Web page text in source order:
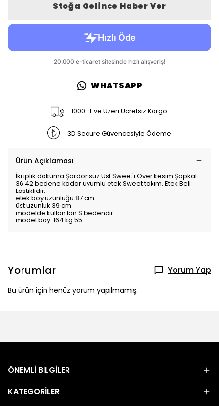
Stoğa Gelince Haber Ver
WHATSAPP
1000 TL ve Üzeri Ücretsiz Kargo
3D Secure Güvencesiyle Ödeme
Ürün Açıklaması
İki iplik dokuma Şardonsuz Üst Sweet'i Over kesim Şapkalı
36 42 bedene kadar uyumlu etek Sweet takım. Etek Beli
Lastiklidir.
etek boy uzunluğu 87 cm
üst uzunluk 39 cm
modelde kullanılan S bedendir
model boy 164 kg 55
Yorumlar Yorum Yap
Bu ürün için henüz yorum yapılmamış.
ÖNEMLİ BİLGİLER
KATEGORİLER